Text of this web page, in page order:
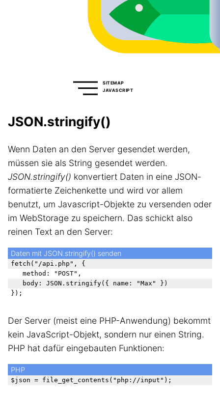
SITEMAP
JAVASCRIPT
JSON.stringify()
Wenn Daten an den Server gesendet werden,
müssen sie als String gesendet werden.
JSON.stringify() konvertiert Daten in eine JSON-
formatierte Zeichenkette und wird vor allem
benutzt, um Javascript-Objekte zu versenden oder
im WebStorage zu speichern. Das schickt also
reinen Text an den Server:
Daten mit JSON.stringify() senden
fetch("/api.php", {
Der Server (meist eine PHP-Anwendung) bekommt
kein JavaScript-Objekt, sondern nur einen String.
PHP hat dafür eingebauten Funktionen:
PHP
$json = file_get_contents("php://input");